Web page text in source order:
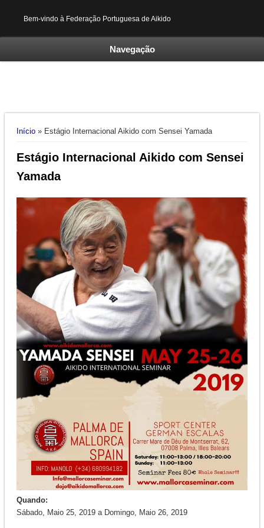
Bem-vindo à Federação Portuguesa de Aikido
Navegação
Está aqui
Início» Estágio Internacional Aikido com Sensei Yamada
Estágio Internacional Aikido com Sensei
Yamada
Quando:
Sábado, Maio 25, 2019a Domingo, Maio 26, 2019